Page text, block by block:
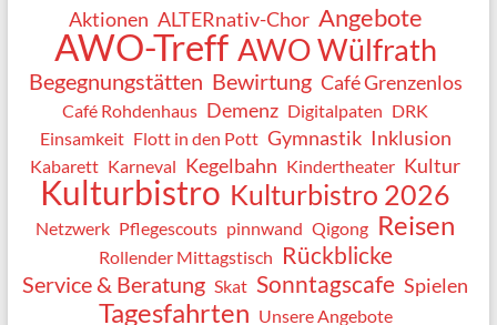
Aktionen ALTERnativ-Chor Angebote
AWO-Treff AWO Wülfrath
Begegnungstätten Bewirtung Café Grenzenlos
Café Rohdenhaus Demenz Digitalpaten DRK
Einsamkeit Flott in den Pott Gymnastik Inklusion
Kabarett Karneval Kegelbahn Kindertheater Kultur
Kulturbistro Kulturbistro 2026
Netzwerk Pflegescouts pinnwand Qigong Reisen
Rollender Mittagstisch Rückblicke
Service & Beratung Skat Sonntagscafe Spielen
Tagesfahrten Unsere Angebote